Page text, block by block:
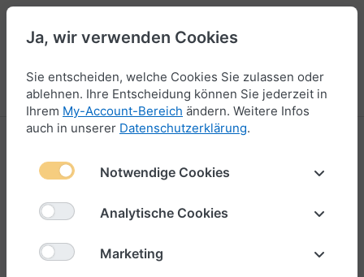
Menü Anmelden Vergleichen Wunschliste Warenkorb
Ja, wir verwenden Cookies
Sie entscheiden, welche Cookies Sie zulassen oder
ablehnen. Ihre Entscheidung können Sie jederzeit in
Ihrem My-Account-Bereich ändern. Weitere Infos
auch in unserer Datenschutzerklärung.
Notwendige Cookies
Analytische Cookies
Marketing